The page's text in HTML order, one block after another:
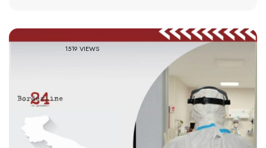
1519 VIEWS